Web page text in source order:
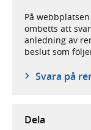
På
ombetts att
anledning av
beslut som
Svara på
Dela